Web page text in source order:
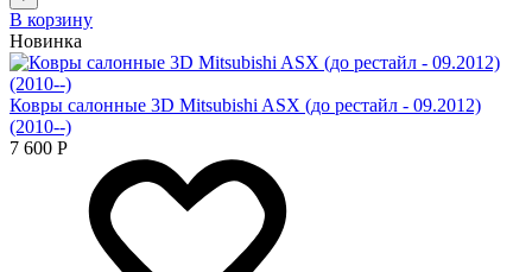
В корзину
Новинка
Ковры салонные 3D Mitsubishi ASX (до рестайл - 09.2012)
(2010--)
7 600 Р